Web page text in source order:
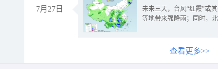
7月27日
未来三天，台风“红霞”或
等地带来强降雨；同时，
查看更多>>